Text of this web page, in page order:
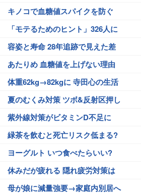
キノコで血糖値スパイクを防ぐ
「モテるためのヒント」326人に
容姿と寿命 28年追跡で見えた差
あたりめ 血糖値を上げない理由
体重62kg→82kgに 寺田心の生活
夏のむくみ対策 ツボ&反射区押し
紫外線対策がビタミンD不足に
緑茶を飲むと死亡リスク低まる?
ヨーグルト いつ食べたらいい?
休みだが疲れる 隠れ疲労対策は
母が娘に減量強要→家庭内別居へ